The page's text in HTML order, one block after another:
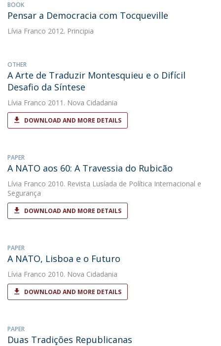
BOOK
Pensar a Democracia com Tocqueville
Lívia Franco 2012. Principia
OTHER
A Arte de Traduzir Montesquieu e o Difícil
Desafio da Síntese
Lívia Franco 2011. Nova Cidadania
DOWNLOAD AND MORE DETAILS
PAPER
A NATO aos 60: A Travessia do Rubicão
Lívia Franco 2010. Revista Lusíada de Política Internacional e
Segurança
DOWNLOAD AND MORE DETAILS
PAPER
A NATO, Lisboa e o Futuro
Lívia Franco 2010. Nova Cidadania
DOWNLOAD AND MORE DETAILS
PAPER
Duas Tradições Republicanas